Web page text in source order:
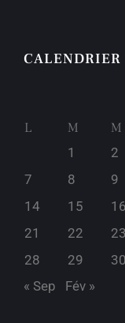
CALENDRIER
L M M
1 2
7
8 9
14
15 16
21
22 23
28
29
30
« Sep
Fév »